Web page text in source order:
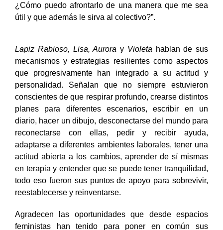
¿Cómo puedo afrontarlo de una manera que me sea
útil y que además le sirva al colectivo?”.
Lapiz Rabioso, Lisa, Aurora y Violeta hablan de sus
mecanismos y estrategias resilientes como aspectos
que progresivamente han integrado a su actitud y
personalidad. Señalan que no siempre estuvieron
conscientes de que respirar profundo, crearse distintos
planes para diferentes escenarios, escribir en un
diario, hacer un dibujo, desconectarse del mundo para
reconectarse con ellas, pedir y recibir ayuda,
adaptarse a diferentes ambientes laborales, tener una
actitud abierta a los cambios, aprender de sí mismas
en terapia y entender que se puede tener tranquilidad,
todo eso fueron sus puntos de apoyo para sobrevivir,
reestablecerse y reinventarse.
Agradecen las oportunidades que desde espacios
feministas han tenido para poner en común sus